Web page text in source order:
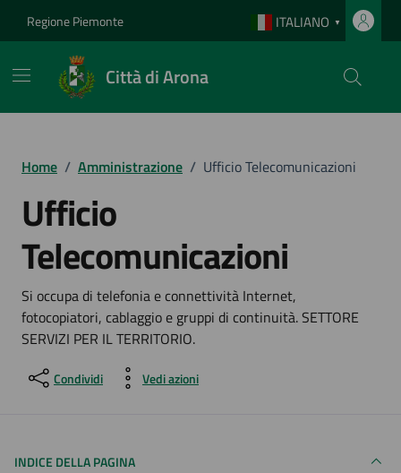
Regione Piemonte ITALIANO ▼
Città di Arona
Home / Amministrazione / Ufficio Telecomunicazioni
Ufficio
Telecomunicazioni
Si occupa di telefonia e connettività Internet,
fotocopiatori, cablaggio e gruppi di continuità. SETTORE
SERVIZI PER IL TERRITORIO.
Condividi Vedi azioni
INDICE DELLA PAGINA